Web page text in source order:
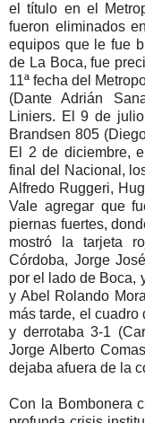
el título en el
fueron eliminados
equipos que le fue
de La Boca, fue
11ª fecha del
(Dante Adrián
Liniers. El 9 de
Brandsen 805
El 2 de diciembre,
final del Nacional,
Alfredo Ruggeri,
Vale agregar que
piernas fuertes,
mostró la tarjeta
Córdoba, Jorge
por el lado de Boca,
y Abel Rolando
más tarde, el cuadro
y derrotaba 3-1
Jorge Alberto
dejaba afuera de la
Con la Bombonera